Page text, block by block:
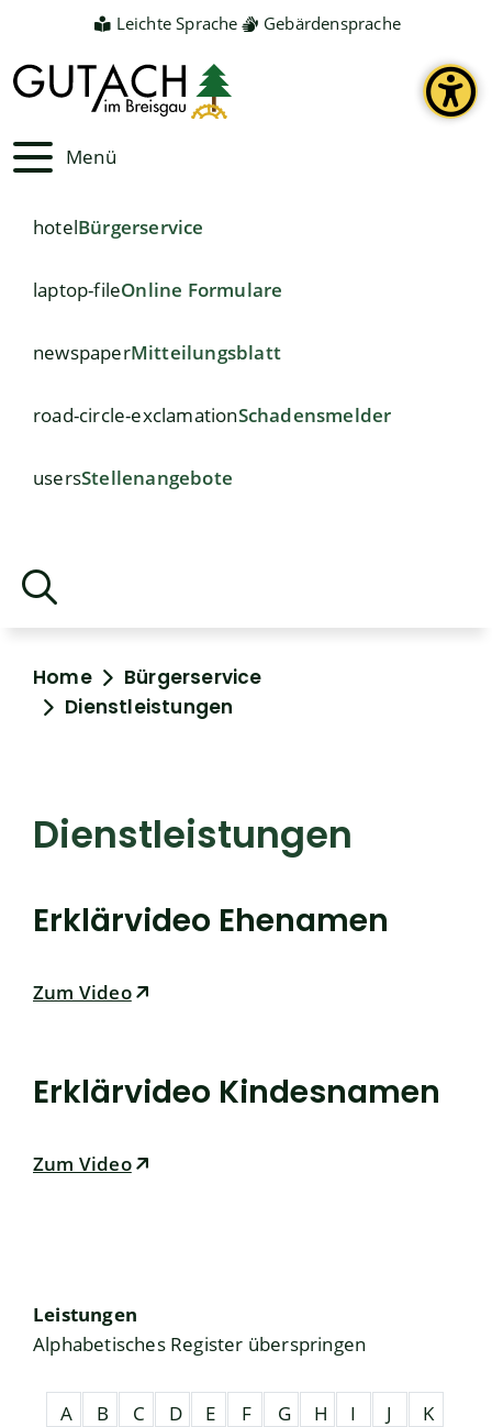
Leichte Sprache Gebärdensprache
Menü
hotelBürgerservice
laptop-fileOnline Formulare
newspaperMitteilungsblatt
road-circle-exclamationSchadensmelder
usersStellenangebote
Home
Bürgerservice
Dienstleistungen
Dienstleistungen
Erklärvideo Ehenamen
Zum Video
Erklärvideo Kindesnamen
Zum Video
Leistungen
Alphabetisches Register überspringen
A B C D E F G H I J
K